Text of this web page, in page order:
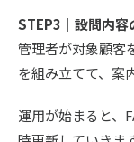
STEP3｜設問内容
管理者が対象顧客
を組み立てて、案
運用が始まると、